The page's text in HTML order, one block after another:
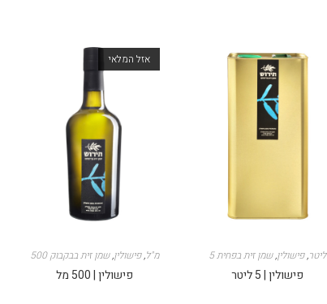
5 ליטר,פישולין,שמן זית בפחית
פישולין | 5 ליטר
אזל המלאי
500 מ"ל,פישולין,שמן זית בבקבוק
פישולין | 500 מל